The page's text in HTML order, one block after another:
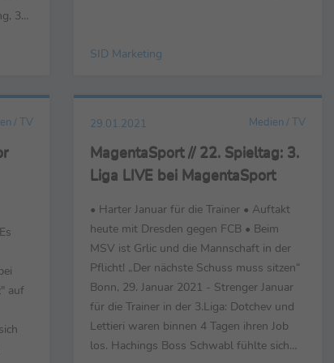
31.
Spieltages der Fußball-Bundesliga bei
SID Marketing
/ TV
auf
29.01.2021 Medien / TV
MagentaSport // 22. Spieltag: 3.
Liga LIVE bei MagentaSport
• Harter Januar für die Trainer • Auftakt
heute mit Dresden gegen FCB • Beim
MSV ist Grlic und die Mannschaft in der
Pflicht! „Der nächste Schuss muss sitzen“
Bonn, 29. Januar 2021 - Strenger Januar
für die Trainer in der 3.Liga: Dotchev und
Lettieri waren binnen 4 Tagen ihren Job
los. Hachings Boss Schwabl fühlte sich